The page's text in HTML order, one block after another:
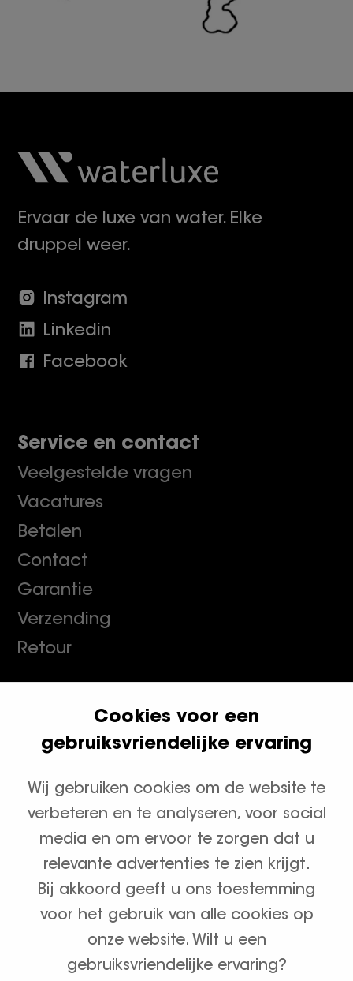
Ervaar de luxe van water. Elke
druppel weer.
Instagram
Linkedin
Facebook
Service en contact
Veelgestelde vragen
Vacatures
Betalen
Contact
Garantie
Verzending
Retour
Klanten geven ons een 9.8
Productcategorieën
Waterontharders
Zout en onderhoud
Algemene voorwaarden Privacybeleid
Cookies voor een
gebruiksvriendelijke ervaring
Wij gebruiken cookies om de website te
verbeteren en te analyseren, voor social
media en om ervoor te zorgen dat u
relevante advertenties te zien krijgt.
Bij akkoord geeft u ons toestemming
voor het gebruik van alle cookies op
onze website. Wilt u een
gebruiksvriendelijke ervaring?